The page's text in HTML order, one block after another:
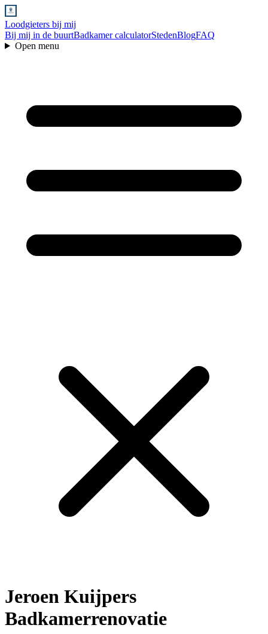
Loodgieters bij mij
Bij mij in de buurtBadkamer calculatorStedenBlogFAQ
Open menu
Jeroen Kuijpers
Badkamerrenovatie